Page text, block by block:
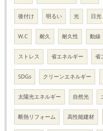
後付け 明るい 光 日光
W.C 耐久 耐久性 動線
ストレス 省エネルギー 省
SDGs クリーンエネルギー
太陽光エネルギー 自然光
断熱リフォーム 高性能建材